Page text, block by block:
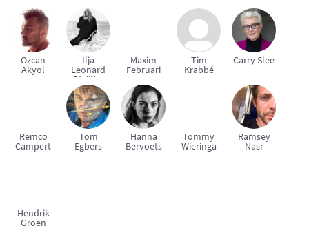
Özcan
Akyol
Ilja
Leonard
Pfeijffer
Maxim
Februari
Tim
Krabbé
Carry Slee
Remco
Campert
Tom
Egbers
Hanna
Bervoets
Tommy
Wieringa
Ramsey
Nasr
Hendrik
Groen